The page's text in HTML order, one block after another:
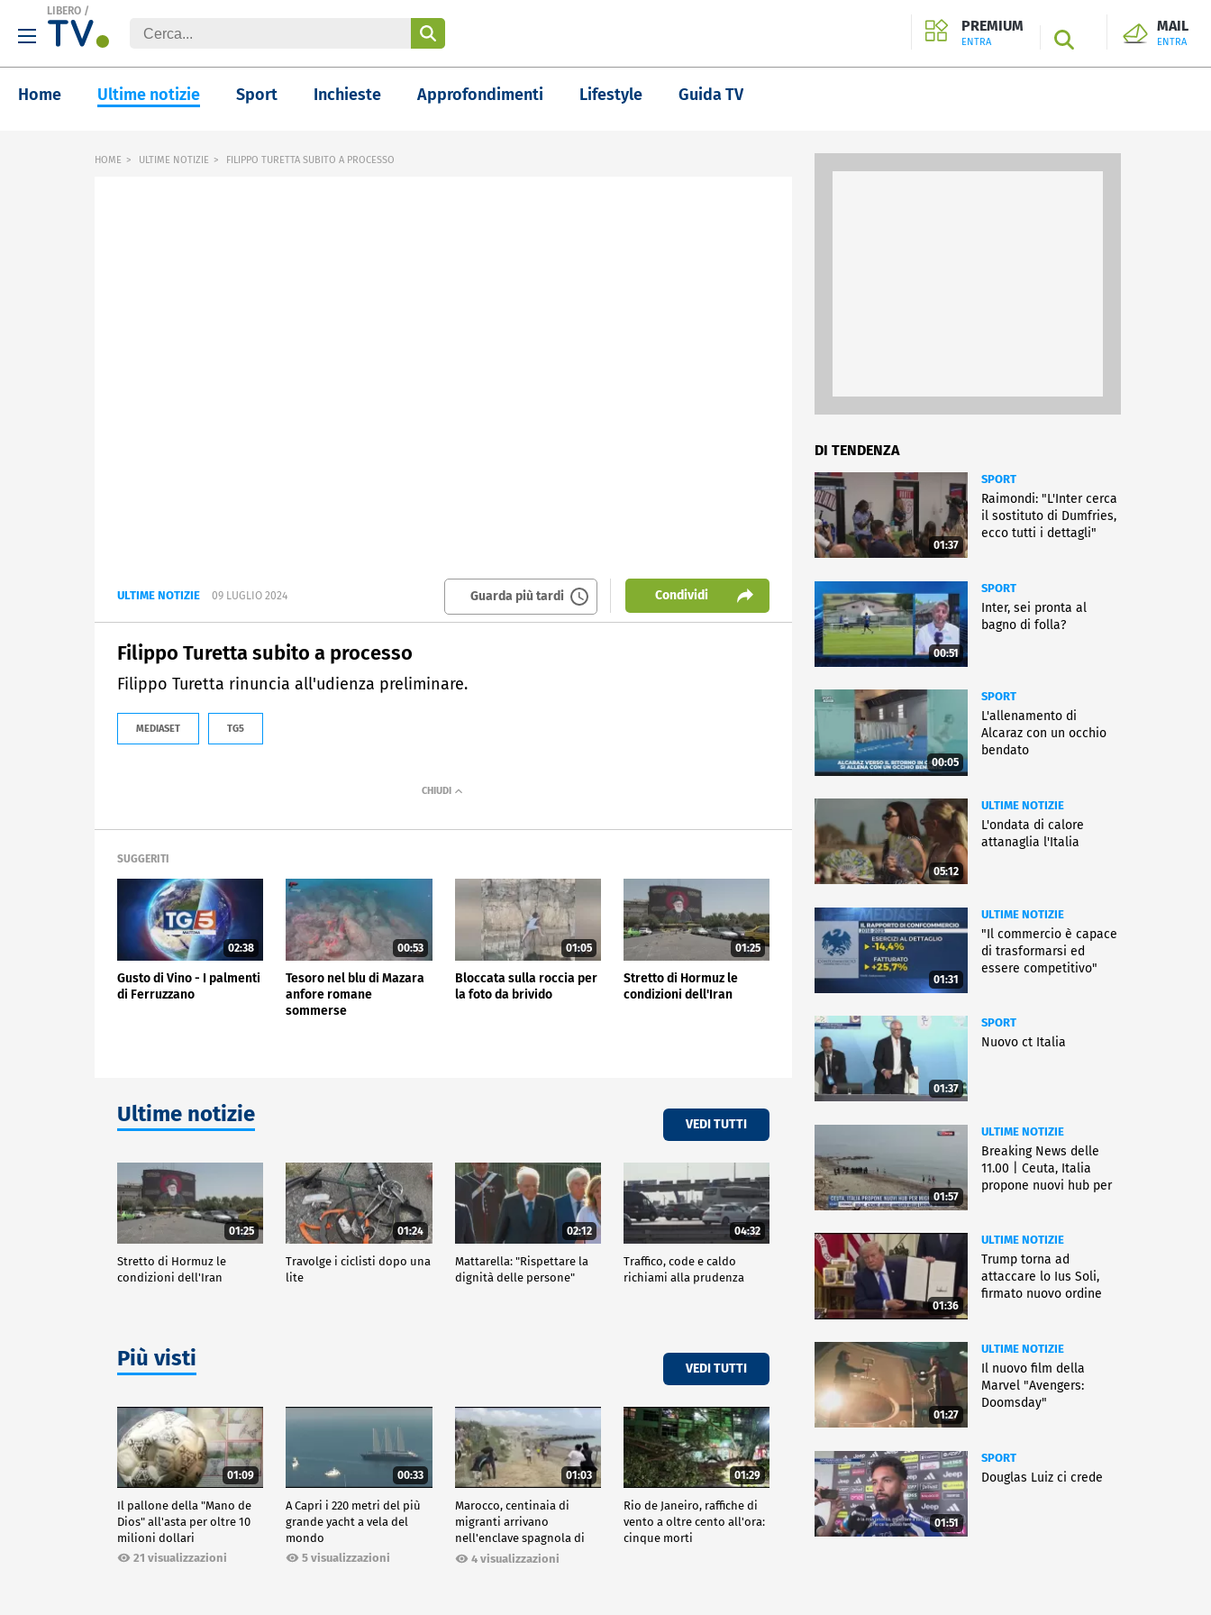
LIBERO /
PREMIUM
ENTRA SEARCH
MAIL
ENTRA
Home Ultime notizie Sport Inchieste Approfondimenti Lifestyle Guida TV
HOME ULTIME NOTIZIE FILIPPO TURETTA SUBITO A PROCESSO
ULTIME NOTIZIE 09 LUGLIO 2024 Guarda più tardi Condividi
Filippo Turetta subito a processo
Filippo Turetta rinuncia all'udienza preliminare.
MEDIASET TG5
SUGGERITI
02:38
Gusto di Vino - I palmenti
di Ferruzzano
00:53
Tesoro nel blu di Mazara
anfore romane
sommerse
01:05
Bloccata sulla roccia per
la foto da brivido
01:25
Stretto di Hormuz le
condizioni dell'Iran
Ultime notizie VEDI TUTTI
01:25
Stretto di Hormuz le
condizioni dell'Iran
01:24
Travolge i ciclisti dopo una
lite
02:12
Mattarella: "Rispettare la
dignità delle persone"
04:32
Traffico, code e caldo
richiami alla prudenza
Più visti VEDI TUTTI
01:09
Il pallone della "Mano de
Dios" all'asta per oltre 10
milioni dollari
21 visualizzazioni
00:33
A Capri i 220 metri del più
grande yacht a vela del
mondo
5 visualizzazioni
01:03
Marocco, centinaia di
migranti arrivano
nell'enclave spagnola di
Ceuta4 visualizzazioni
01:29
Rio de Janeiro, raffiche di
vento a oltre cento all'ora:
cinque morti
DI TENDENZA
01:37
SPORT
Raimondi: "L'Inter cerca
il sostituto di Dumfries,
ecco tutti i dettagli"
00:51
SPORT
Inter, sei pronta al
bagno di folla?
00:05
SPORT
L'allenamento di
Alcaraz con un occhio
bendato
05:12
ULTIME NOTIZIE
L'ondata di calore
attanaglia l'Italia
01:31
ULTIME NOTIZIE
"Il commercio è capace
di trasformarsi ed
essere competitivo"
01:37
SPORT
Nuovo ct Italia
01:57
ULTIME NOTIZIE
Breaking News delle
11.00 | Ceuta, Italia
propone nuovi hub per
01:36
ULTIME NOTIZIE
Trump torna ad
attaccare lo Ius Soli,
firmato nuovo ordine
01:27
ULTIME NOTIZIE
Il nuovo film della
Marvel "Avengers:
Doomsday"
01:51
SPORT
Douglas Luiz ci crede